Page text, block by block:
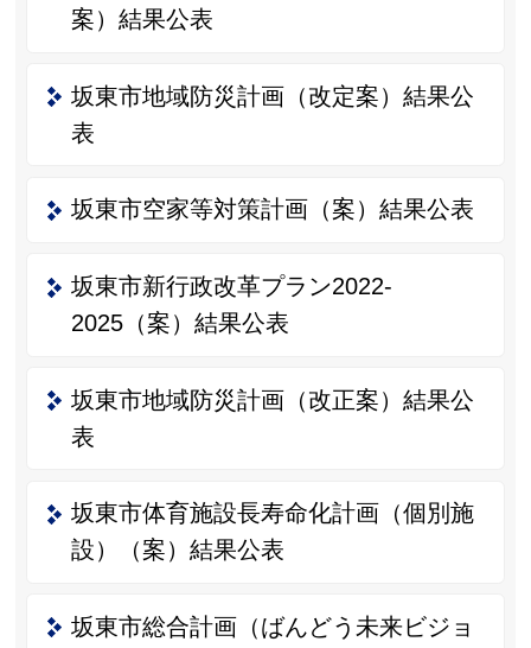
案）結果公表
坂東市地域防災計画（改定案）結果公
表
坂東市空家等対策計画（案）結果公表
坂東市新行政改革プラン2022-
2025（案）結果公表
坂東市地域防災計画（改正案）結果公
表
坂東市体育施設長寿命化計画（個別施
設）（案）結果公表
坂東市総合計画（ばんどう未来ビジョ